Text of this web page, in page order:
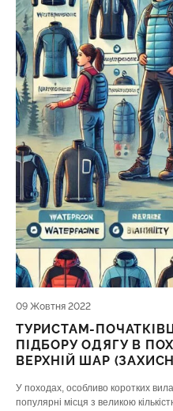
09 Жовтня 2022
ТУРИСТАМ-
ПІДБОРУ ОДЯГУ В
ВЕРХНІЙ ШАР
У походах, особливо коротких
популярні місця з великою